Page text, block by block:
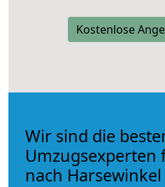
Kostenlose
Wir sind die
Umzugsexperten
nach Harsewinkel